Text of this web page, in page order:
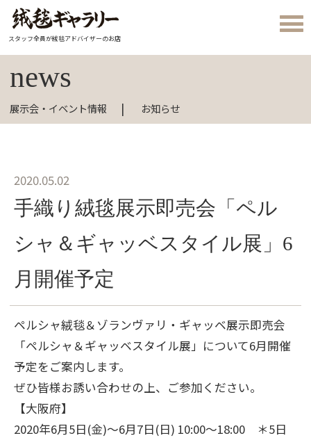
スタッフ全員が絨毯アドバイザーのお店
news
展示会・イベント情報 お知らせ
2020.05.02
手織り絨毯展示即売会「ペル
シャ＆ギャッベスタイル展」6
月開催予定
ペルシャ絨毯＆ゾランヴァリ・ギャッベ展示即売会
「ペルシャ＆ギャッベスタイル展」について6月開催
予定をご案内します。
ぜひ皆様お誘い合わせの上、ご参加ください。
【大阪府】
2020年6月5日(金)～6月7日(日) 10:00～18:00 ＊5日